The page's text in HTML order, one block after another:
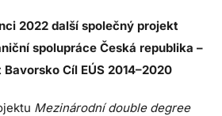
2022 další společný projekt
spolupráce Česká republika –
Cíl EÚS 2014–2020
Mezinárodní double degree